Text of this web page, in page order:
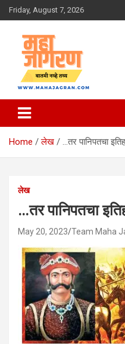
Skip
to
Friday, August 7, 2026
महा जागरण
Home लेख …तर पानिपतचा
लेख
…तर पानिपतचा
May 20, 2023 Team Maha